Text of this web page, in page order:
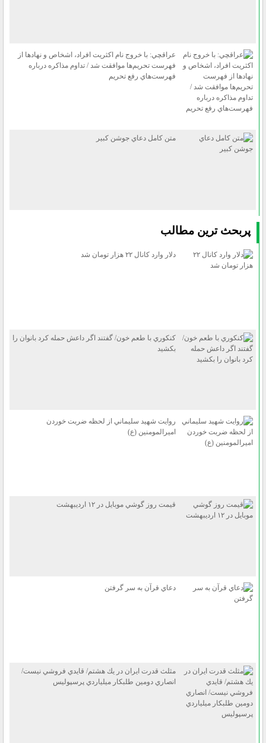
عراقچي: با خروج نام اكثريت افراد، اشخاص و نهاد‌ها از
فهرست تحريم‌ها موافقت شد / تداوم مذاكره درباره
فهرست‌هاي رفع تحريم
متن كامل دعاي جوشن كبير
پربحث ترين مطالب
دلار وارد كانال ۲۲ هزار تومان شد
كنكوري با طعم خون/ گفتند اگر داعش حمله كرد بانوان را
بكشيد
روايت شهيد سليماني از لحظه ضربت خوردن
اميرالمومنين (ع)
قيمت روز گوشي موبايل در ۱۲ ارديبهشت
دعاي قرآن به سر گرفتن
مثلث قدرت ايران در يك هشتم/ قايدي فروشي نيست/
انصاري دومين طلبكار ميلياردي پرسپوليس